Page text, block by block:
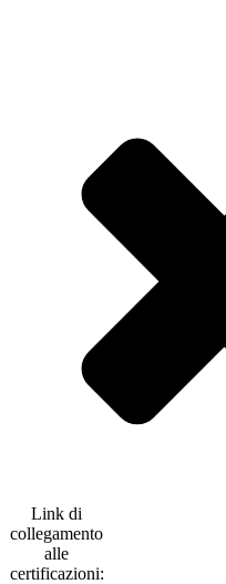
Link di
collegamento
alle
certificazioni: